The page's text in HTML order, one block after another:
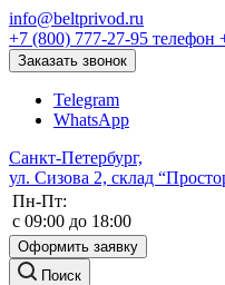
info@beltprivod.ru
+7 (800) 777-27-95 телефон
Заказать звонок
Telegram
WhatsApp
Санкт-Петербург,
ул. Сизова 2, склад
Пн-Пт:
c 09:00 до 18:00
Оформить заявку
Поиск